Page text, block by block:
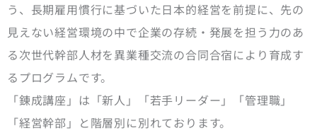
う、長期雇用慣行に基づいた日本的経営を前提に、先の
見えない経営環境の中で企業の存続・発展を担う力のあ
る次世代幹部人材を異業種交流の合同合宿により育成す
るプログラムです。
「錬成講座」は「新人」「若手リーダー」「管理職」
「経営幹部」と階層別に別れております。